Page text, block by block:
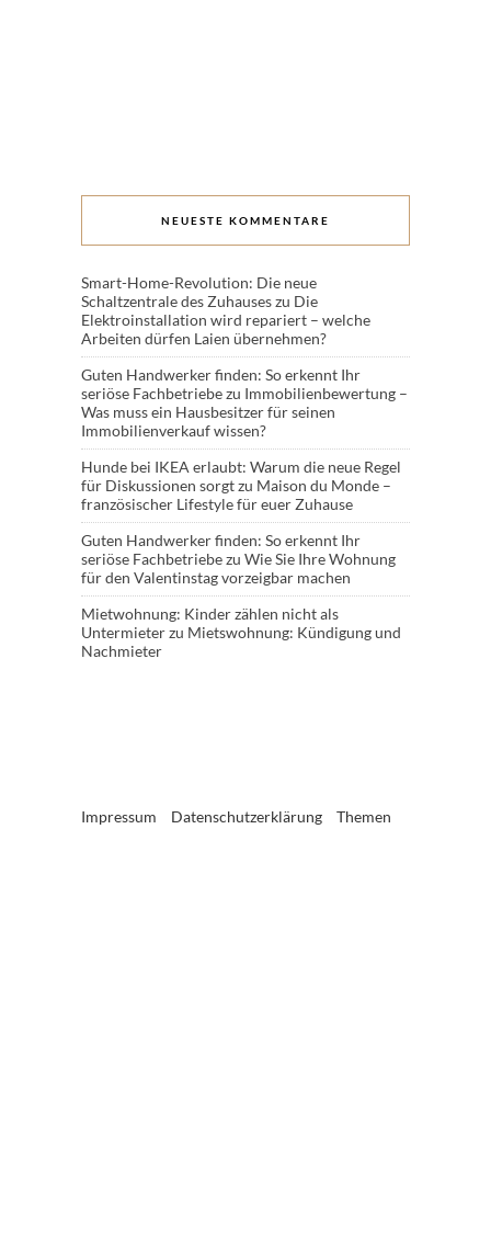
NEUESTE KOMMENTARE
Smart-Home-Revolution: Die neue
Schaltzentrale des Zuhauseszu Die
Elektroinstallation wird repariert – welche
Arbeiten dürfen Laien übernehmen?
Guten Handwerker finden: So erkennt Ihr
seriöse Fachbetriebezu Immobilienbewertung –
Was muss ein Hausbesitzer für seinen
Immobilienverkauf wissen?
Hunde bei IKEA erlaubt: Warum die neue Regel
für Diskussionen sorgtzu Maison du Monde –
französischer Lifestyle für euer Zuhause
Guten Handwerker finden: So erkennt Ihr
seriöse Fachbetriebezu Wie Sie Ihre Wohnung
für den Valentinstag vorzeigbar machen
Mietwohnung: Kinder zählen nicht als
Untermieterzu Mietswohnung: Kündigung und
Nachmieter
Impressum Datenschutzerklärung Themen